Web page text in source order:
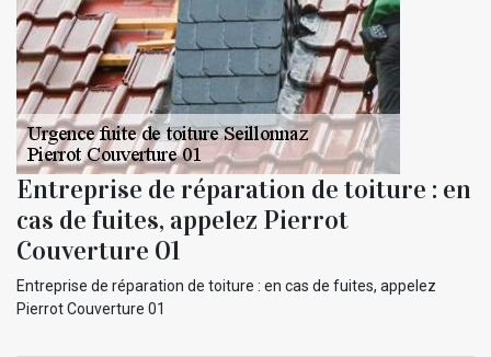
Entreprise de réparation de toiture : en
cas de fuites, appelez Pierrot
Couverture 01
Entreprise de réparation de toiture : en cas de fuites, appelez
Pierrot Couverture 01